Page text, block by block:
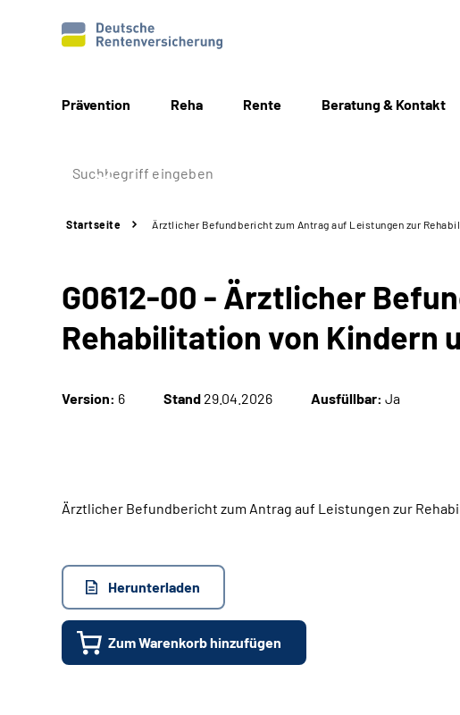
Prävention Reha Rente Beratung & Kontakt
Startseite Ärztlicher Befundbericht zum Antrag auf Leistungen zur
G0612-00 - Ärztlicher
Rehabilitation von Kindern
Version: 6 Stand 29.04.2026 Ausfüllbar: Ja
Ärztlicher Befundbericht zum Antrag auf Leistungen zur
Herunterladen
Zum Warenkorb hinzufügen